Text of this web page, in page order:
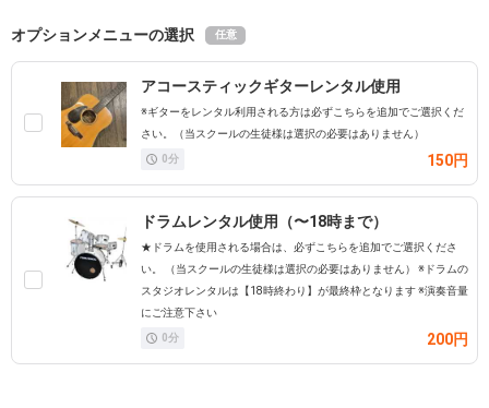
オプションメニューの選択 任意
アコースティックギターレンタル使用
※ギターをレンタル利用される方は必ずこちらを追加でご選択くだ
さい。（当スクールの生徒様は選択の必要はありません）
0分 150円
ドラムレンタル使用（〜18時まで）
★ドラムを使用される場合は、必ずこちらを追加でご選択くださ
い。 （当スクールの生徒様は選択の必要はありません） ※ドラムの
スタジオレンタルは【18時終わり】が最終枠となります ※演奏音量
にご注意下さい
0分 200円